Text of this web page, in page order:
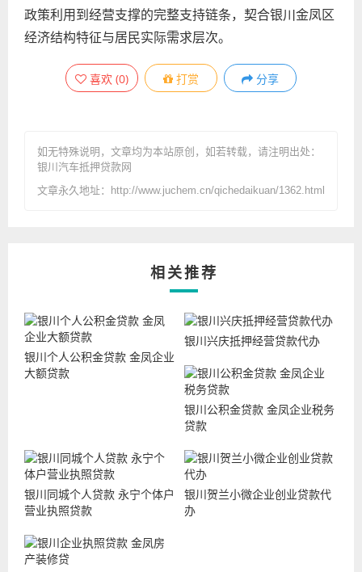
政策利用到经营支撑的完整支持链条，契合银川金凤区
经济结构特征与居民实际需求层次。
喜欢 (0) 打赏 分享
如无特殊说明，文章均为本站原创 ，如若转载，请注明出处：
银川汽车抵押贷款网
文章永久地址：http://www.juchem.cn/qichedaikuan/1362.html
相关推荐
银川个人公积金贷款 金凤企业
大额贷款
银川兴庆抵押经营贷款代办
银川公积金贷款 金凤企业税务
贷款
银川同城个人贷款 永宁个体户
营业执照贷款
银川贺兰小微企业创业贷款代
办